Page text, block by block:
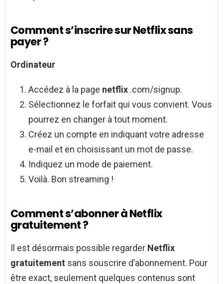
Comment s’inscrire sur Netflix sans
payer ?
Ordinateur
Accédez à la page netflix .com/signup.
Sélectionnez le forfait qui vous convient. Vous
pourrez en changer à tout moment.
Créez un compte en indiquant votre adresse
e-mail et en choisissant un mot de passe.
Indiquez un mode de paiement.
Voilà. Bon streaming !
Comment s’abonner à Netflix
gratuitement ?
Il est désormais possible regarder Netflix
gratuitement sans souscrire d’abonnement. Pour
être exact, seulement quelques contenus sont